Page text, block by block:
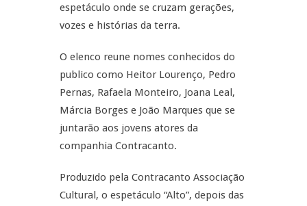
espetáculo onde se cruzam gerações,
vozes e histórias da terra.
O elenco reune nomes conhecidos do
publico como Heitor Lourenço, Pedro
Pernas, Rafaela Monteiro, Joana Leal,
Márcia Borges e João Marques que se
juntarão aos jovens atores da
companhia Contracanto.
Produzido pela Contracanto Associação
Cultural, o espetáculo “Alto”, depois das